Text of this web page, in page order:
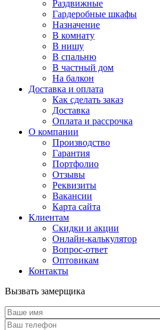
Раздвижные
Гардеробные шкафы
Назначение
В комнату
В нишу
В спальню
В частный дом
На балкон
Доставка и оплата
Как сделать заказ
Доставка
Оплата и рассрочка
О компании
Производство
Гарантия
Портфолио
Отзывы
Реквизиты
Вакансии
Карта сайта
Клиентам
Скидки и акции
Онлайн-калькулятор
Вопрос-ответ
Оптовикам
Контакты
Вызвать замерщика